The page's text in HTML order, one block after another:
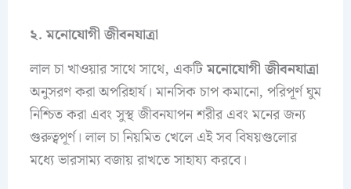
২. মনোযোগী জীবনযাত্রা
লাল চা খাওয়ার সাথে সাথে, একটিমনোযোগী জীবনযাত্রা
অনুসরণ করা অপরিহার্য। মানসিক চাপ কমানো, পরিপূর্ণ ঘুম
নিশ্চিত করা এবং সুস্থ জীবনযাপন শরীর এবং মনের জন্য
গুরুত্বপূর্ণ। লাল চা নিয়মিত খেলে এই সব বিষয়গুলোর
মধ্যে ভারসাম্য বজায় রাখতে সাহায্য করবে।